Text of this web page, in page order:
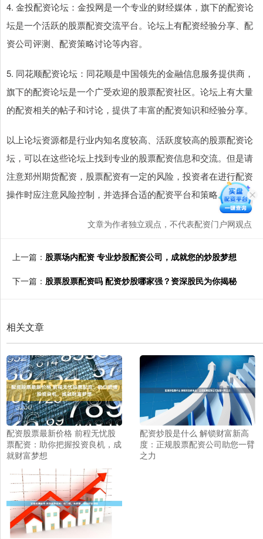
4. 金投配资论坛：金投网是一个专业的财经媒体，旗下的配资论
坛是一个活跃的股票配资交流平台。论坛上有配资经验分享、配
资公司评测、配资策略讨论等内容。
5. 同花顺配资论坛：同花顺是中国领先的金融信息服务提供商，
旗下的配资论坛是一个广受欢迎的股票配资社区。论坛上有大量
的配资相关的帖子和讨论，提供了丰富的配资知识和经验分享。
以上论坛资源都是行业内知名度较高、活跃度较高的股票配资论
坛，可以在这些论坛上找到专业的股票配资信息和交流。但是请
注意郑州期货配资，股票配资有一定的风险，投资者在进行配资
操作时应注意风险控制，并选择合适的配资平台和策略。
文章为作者独立观点，不代表配资门户网观点
上一篇： 股票场内配资 专业炒股配资公司，成就您的炒股梦想
下一篇： 股票股票配资吗 配资炒股哪家强？资深股民为你揭秘
相关文章
配资股票最新价格 前程无忧股
票配资：助你把握投资良机，成
就财富梦想
配资炒股是什么 解锁财富新高
度：正规股票配资公司助您一臂
之力